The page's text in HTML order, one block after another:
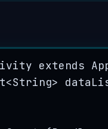
extends
<String>